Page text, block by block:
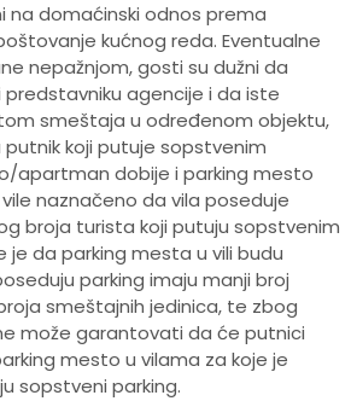
na domaćinski odnos prema
kućnog reda. Eventualne
nepažnjom, gosti su dužni da
predstavniku agencije i da iste
smeštaja u određenom objektu,
koji putuje sopstvenim
apartman dobije i parking mesto
naznačeno da vila poseduje
broja turista koji putuju sopstvenim
je da parking mesta u vili budu
parking imaju manji broj
smeštajnih jedinica, te zbog
može garantovati da će putnici
mesto u vilama za koje je
sopstveni parking.